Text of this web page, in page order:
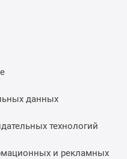
данных
технологий
и рекламных